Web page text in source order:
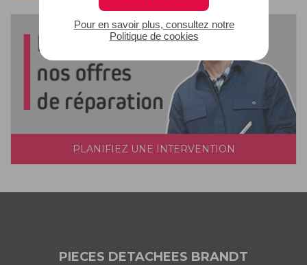
Pour en savoir plus, consultez notre
Politique de cookies
PLANIFIEZ UNE INTERVENTION
PIECES DETACHEES BRANDT